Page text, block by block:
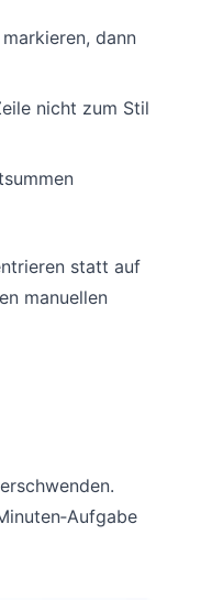
dann
nicht zum Stil
statt auf
manuellen